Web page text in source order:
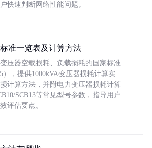
快速判断网络性能问题。
准一览表及计算方法
压器空载损耗、负载损耗的国家标准
），提供1000kVA变压器损耗计算实
计算方法，并附电力变压器损耗计算
SCB13等常见型号参数，指导用户
评估要点。